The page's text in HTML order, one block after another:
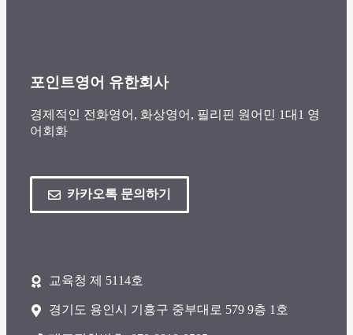
포인트영어 유한회사
경제적인 전화영어, 화상영어, 필리핀 원어민 1대1 영
어회화
카카오톡 문의하기
교육청 제 5114호
경기도 용인시 기흥구 중부대로 579 9층 1호